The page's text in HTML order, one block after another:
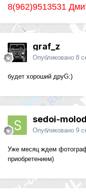
8(962)9513531
graf_z
Опубликовано 8
будет хороший друG:)
sedoi-
Опубликовано 9
Уже месяц ждем
приобретением)